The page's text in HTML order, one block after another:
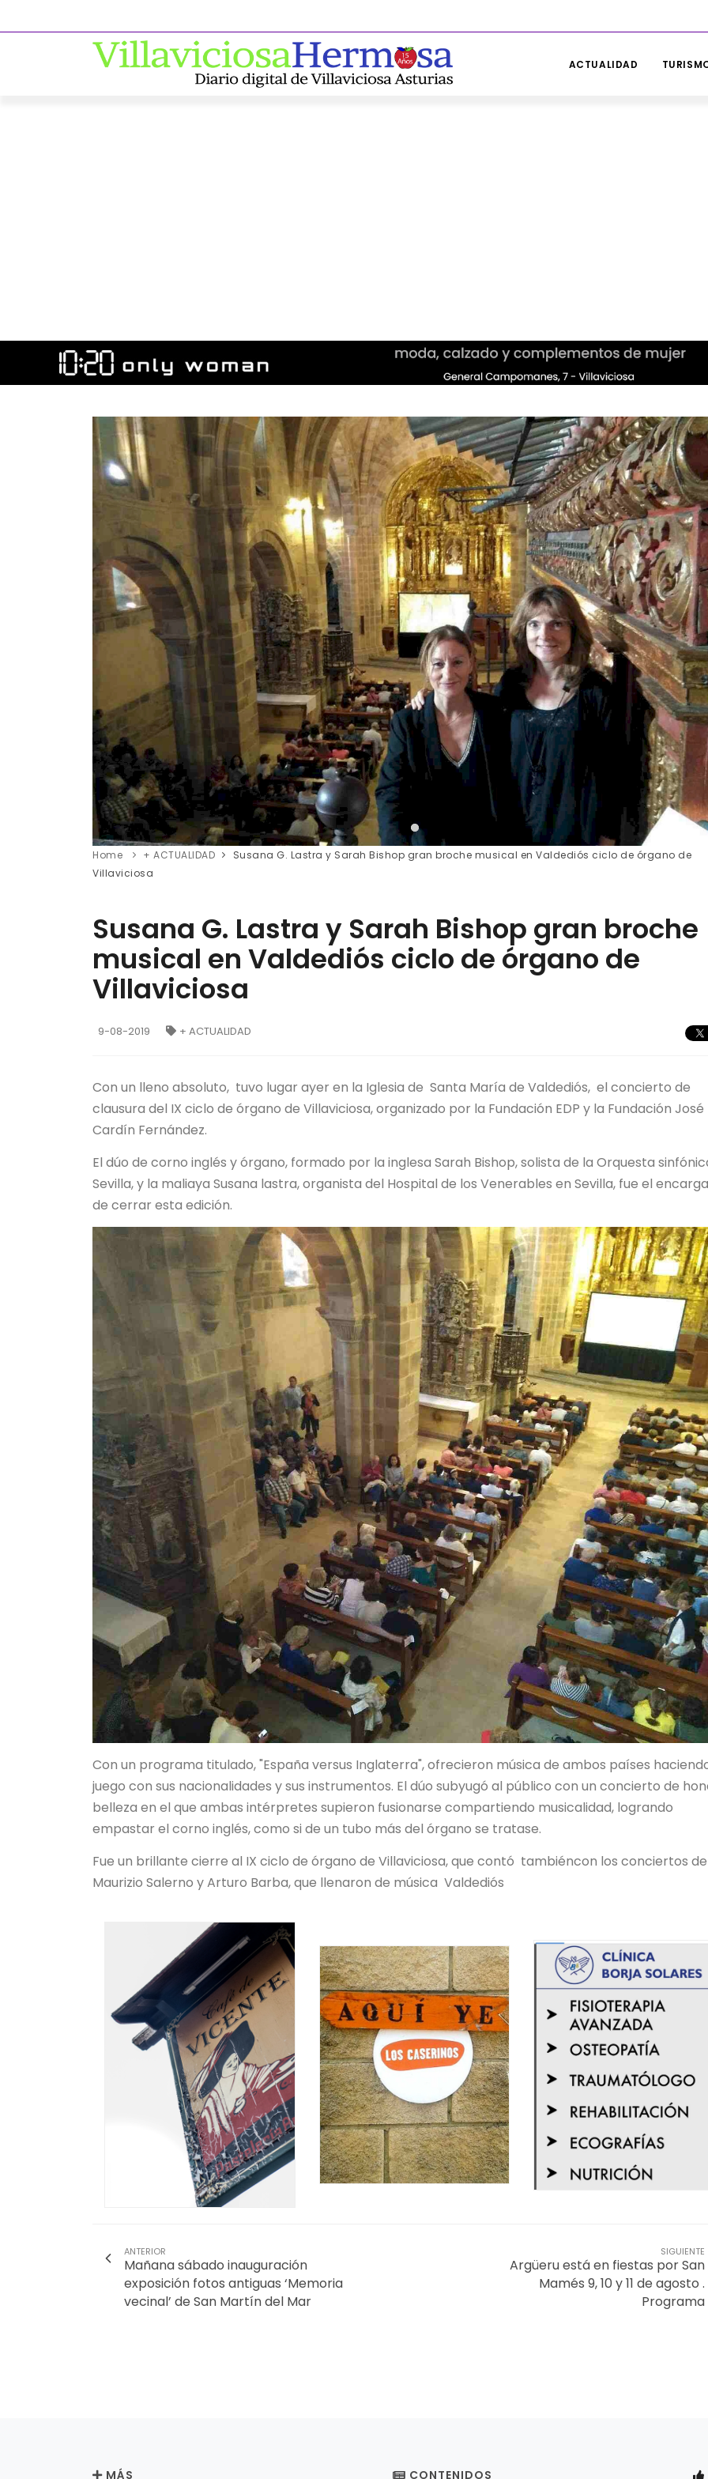
ACTUALIDAD
Home + ACTUALIDAD
Susana G. Lastra y Sarah Bishop gran broche musical en Valdediós ciclo de órgano de
Villaviciosa
Susana G. Lastra y Sarah Bishop gran broche
musical en Valdediós ciclo de órgano de
Villaviciosa
9-08-2019 + ACTUALIDAD
Con un lleno absoluto, tuvo lugar ayer en la Iglesia de Santa María de Valdediós, el concierto de
clausura del IX ciclo de órgano de Villaviciosa, organizado por la Fundación EDP y la Fundación José
Cardín Fernández.
El dúo de corno inglés y órgano, formado por la inglesa Sarah Bishop, solista de la Orquesta
Sevilla, y la maliaya Susana lastra, organista del Hospital de los Venerables en Sevilla, fue el
de cerrar esta edición.
Con un programa titulado, "España versus Inglaterra", ofrecieron música de ambos países
juego con sus nacionalidades y sus instrumentos. El dúo subyugó al público con un concierto de
belleza en el que ambas intérpretes supieron fusionarse compartiendo musicalidad, logrando
empastar el corno inglés, como si de un tubo más del órgano se tratase.
Fue un brillante cierre al IX ciclo de órgano de Villaviciosa, que contó tambiéncon los conciertos de
Maurizio Salerno y Arturo Barba, que llenaron de música Valdediós
ANTERIOR
Mañana sábado inauguración
exposición fotos antiguas ‘Memoria
vecinal’ de San Martín del Mar
SIGUIENTE
Argüeru está en fiestas por San
Mamés 9, 10 y 11 de agosto .
Programa
MÁS CONTENIDOS